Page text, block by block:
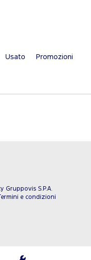
Usato Promozioni
Gruppovis S.P.A.
Termini e condizioni